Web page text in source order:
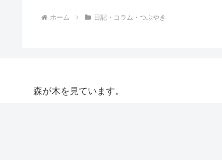
ホーム 日記・コラム・つぶやき
森が木を見ています。